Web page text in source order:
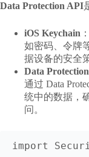
Data Protection API
iOS Keychain
如密码、令牌
据设备的安全
Data
通过 Data
统中的数据，
问。
import